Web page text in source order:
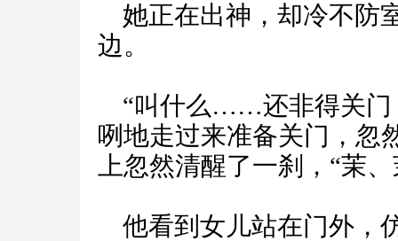
她正在出神，却冷不防
边。
“叫什么……还非得关门
咧地走过来准备关门，忽
上忽然清醒了一刹，“茉
他看到女儿站在门外，